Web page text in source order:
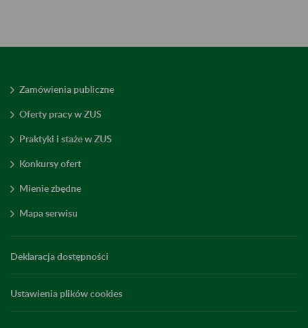
Zamówienia publiczne
Oferty pracy w ZUS
Praktyki i staże w ZUS
Konkursy ofert
Mienie zbędne
Mapa serwisu
Deklaracja dostępności
Ustawienia plików cookies